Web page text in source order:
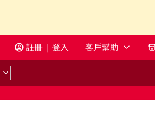
註冊 | 登入 客戶幫助